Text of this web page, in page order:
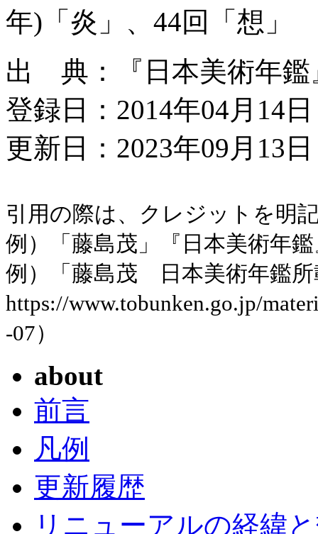
年)「炎」、44回「想」
出 典：『日本美術年鑑
登録日：2014年04月14日
更新日：2023年09月13
引用の際は、クレジットを明
例）「藤島茂」『日本美術年
例）「藤島茂 日本美術年鑑所
https://www.tobunken.go.jp/
-07）
about
前言
凡例
更新履歴
リニューアルの経緯